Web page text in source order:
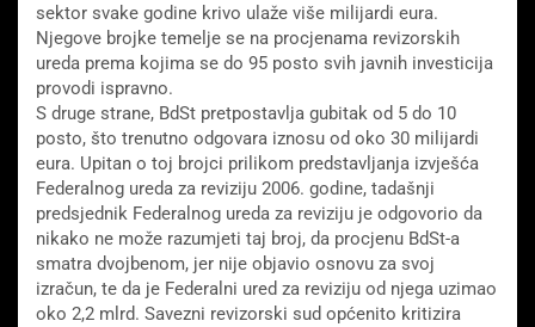
sektor svake godine krivo ulaže više milijardi eura.
Njegove brojke temelje se na procjenama revizorskih
ureda prema kojima se do 95 posto svih javnih investicija
provodi ispravno.
S druge strane, BdSt pretpostavlja gubitak od 5 do 10
posto, što trenutno odgovara iznosu od oko 30 milijardi
eura. Upitan o toj brojci prilikom predstavljanja izvješća
Federalnog ureda za reviziju 2006. godine, tadašnji
predsjednik Federalnog ureda za reviziju je odgovorio da
nikako ne može razumjeti taj broj, da procjenu BdSt-a
smatra dvojbenom, jer nije objavio osnovu za svoj
izračun, te da je Federalni ured za reviziju od njega uzimao
oko 2,2 mlrd. Savezni revizorski sud općenito kritizira